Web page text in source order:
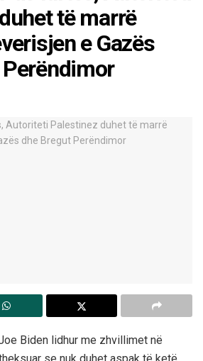
të marrë
e Gazës
Biden lidhur me zhvillimet në